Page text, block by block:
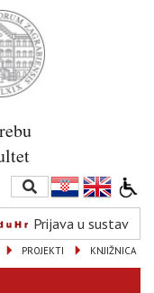
Prijava u sustav
KNJIŽNICA
PROJEKTI